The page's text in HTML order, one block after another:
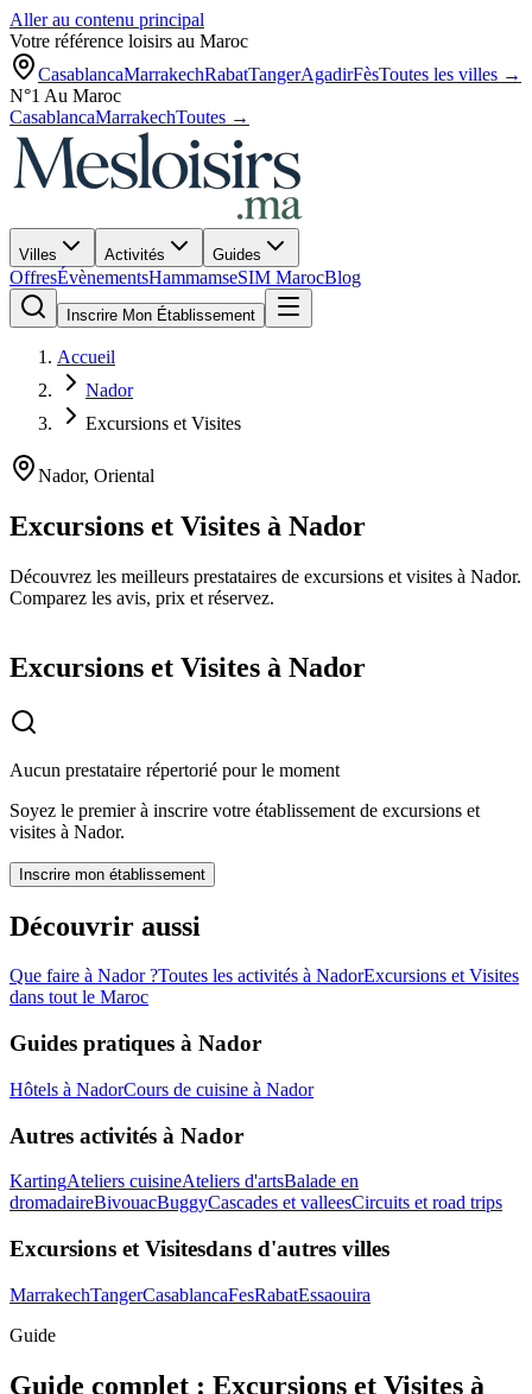
Aller au contenu principal
Votre référence loisirs au Maroc
CasablancaMarrakechRabatTangerAgadirFèsToutes les villes →
N°1 Au Maroc
CasablancaMarrakechToutes →
Villes Activités Guides
OffresÉvènementsHammamseSIM MarocBlog
Inscrire Mon Établissement
Accueil
Nador
Excursions et Visites
Nador, Oriental
Excursions et Visites à Nador
Découvrez les meilleurs prestataires de excursions et visites à Nador.
Comparez les avis, prix et réservez.
Excursions et Visites à Nador
Aucun prestataire répertorié pour le moment
Soyez le premier à inscrire votre établissement de excursions et
visites à Nador.
Inscrire mon établissement
Découvrir aussi
Que faire à Nador?Toutes les activités à NadorExcursions et Visites
dans tout le Maroc
Guides pratiques à Nador
Hôtels à NadorCours de cuisine à Nador
Autres activités à Nador
KartingAteliers cuisineAteliers d'artsBalade en
dromadaireBivouacBuggyCascades et valleesCircuits et road trips
Excursions et Visitesdans d'autres villes
MarrakechTangerCasablancaFesRabatEssaouira
Guide
Guide complet : Excursions et Visites à